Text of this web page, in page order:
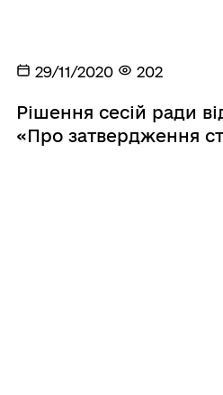
29/11/2020 202
Рішення сесій ради
«Про затвердження